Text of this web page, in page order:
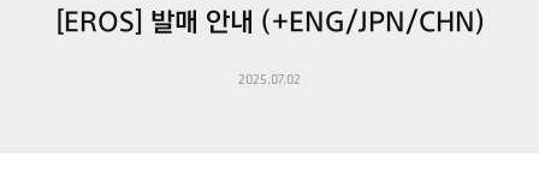
[EROS] 발매 안내 (+ENG/JPN/CHN)
2025.07.02